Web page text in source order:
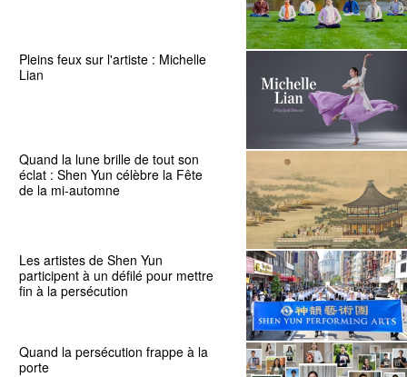
Pleins feux sur l'artiste : Michelle
Lian
Quand la lune brille de tout son
éclat : Shen Yun célèbre la Fête
de la mi-automne
Les artistes de Shen Yun
participent à un défilé pour mettre
fin à la persécution
Quand la persécution frappe à la
porte